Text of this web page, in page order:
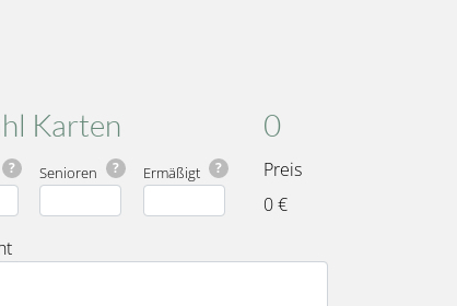
Karten
? ?
Senioren ?
Ermäßigt
0
Preis
0 €